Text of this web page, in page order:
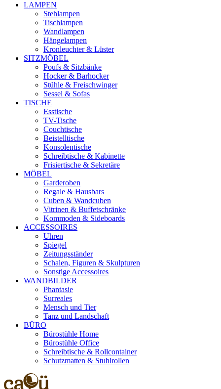
LAMPEN
Stehlampen
Tischlampen
Wandlampen
Hängelampen
Kronleuchter & Lüster
SITZMÖBEL
Poufs & Sitzbänke
Hocker & Barhocker
Stühle & Freischwinger
Sessel & Sofas
TISCHE
Esstische
TV-Tische
Couchtische
Beistelltische
Konsolentische
Schreibtische & Kabinette
Frisiertische & Sekretäre
MÖBEL
Garderoben
Regale & Hausbars
Cuben & Wandcuben
Vitrinen & Buffetschränke
Kommoden & Sideboards
ACCESSOIRES
Uhren
Spiegel
Zeitungsständer
Schalen, Figuren & Skulpturen
Sonstige Accessoires
WANDBILDER
Phantasie
Surreales
Mensch und Tier
Tanz und Landschaft
BÜRO
Bürostühle Home
Bürostühle Office
Schreibtische & Rollcontainer
Schutzmatten & Stuhlrollen